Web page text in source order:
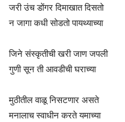
जरी उंच डोंगर दिमाखात दिसतो
न जागा कधी सोडतो पायथ्याच्या
जिने संस्कृतीची खरी जाण जपली
गुणी सून ती आवडीची घराच्या
मुठीतील वाळू निसटणार असते
मनालाच स्वाधीन करते यमाच्या